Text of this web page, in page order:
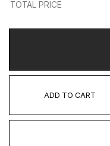
TOTAL PRICE
ADD TO CART